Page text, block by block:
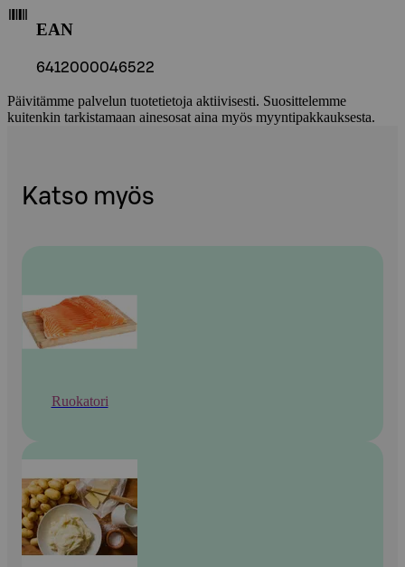
EAN
6412000046522
Päivitämme palvelun tuotetietoja aktiivisesti. Suosittelemme
kuitenkin tarkistamaan ainesosat aina myös myyntipakkauksesta.
Katso myös
Ruokatori